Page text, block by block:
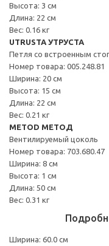
Высота: 3 см
Длина: 22 см
Вес: 0.16 кг
UTRUSTA УТРУСТА
Петля со встроенным
Номер товара: 005.248.81
Ширина: 20 см
Высота: 15 см
Длина: 22 см
Вес: 0.21 кг
METOD МЕТОД
Вентилируемый цоколь
Номер товара: 703.680.47
Ширина: 8 см
Высота: 1 см
Длина: 50 см
Вес: 0.31 кг
Ширина: 60.0 см